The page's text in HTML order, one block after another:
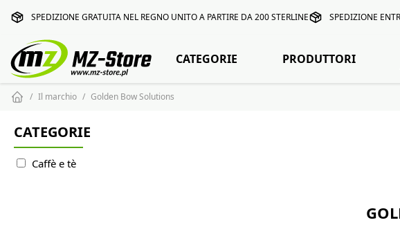
SPEDIZIONE GRATUITA NEL REGNO UNITO A PARTIRE DA 200 STERLINE SPEDIZIONE
CATEGORIE PRODUTTORI
Il marchio Golden Bow Solutions
CATEGORIE
Caffè e tè